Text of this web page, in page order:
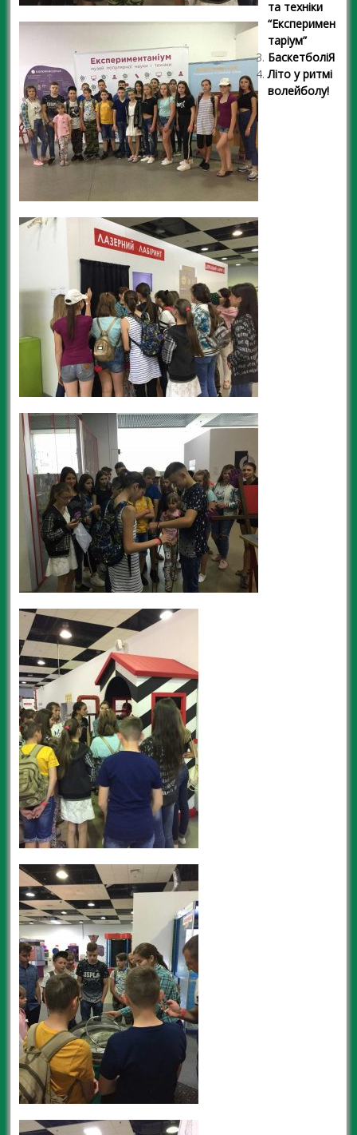
та техніки
“Експеримен
таріум”
БаскетболіЯ
Літо у ритмі
волейболу!